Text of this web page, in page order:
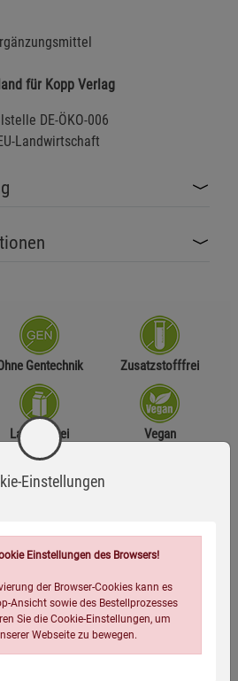
für Kopp Verlag
DE-ÖKO-006
Landwirtschaft
Gentechnik Zusatzstofffrei
Laktosefrei Vegan
Bio-Maltodextrin**.
Anbau
mit reichlich Flüssigkeit
Einstellungen
Einstellungen des Browsers!
der Browser-Cookies kann es
Ansicht sowie des Bestellprozesses
Sie die Cookie-Einstellungen, um
Webseite zu bewegen.